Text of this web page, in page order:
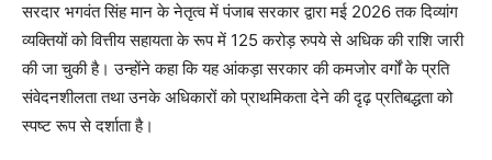
सरदार भगवंत सिंह मान के नेतृत्व में पंजाब सरकार द्वारा मई 2026 तक दिव्यांग
व्यक्तियों को वित्तीय सहायता के रूप में 125 करोड़ रुपये से अधिक की राशि जारी
की जा चुकी है। उन्होंने कहा कि यह आंकड़ा सरकार की कमजोर वर्गों के प्रति
संवेदनशीलता तथा उनके अधिकारों को प्राथमिकता देने की दृढ़ प्रतिबद्धता को
स्पष्ट रूप से दर्शाता है।